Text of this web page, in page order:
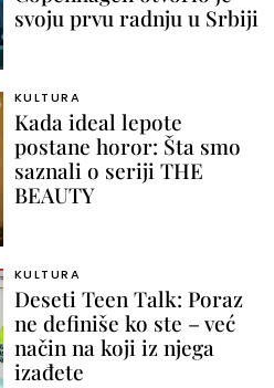
svoju prvu radnju u Srbiji
KULTURA
Kada ideal lepote
postane horor: Šta smo
saznali o seriji THE
BEAUTY
KULTURA
Deseti Teen Talk: Poraz
ne definiše ko ste – već
način na koji iz njega
izađete